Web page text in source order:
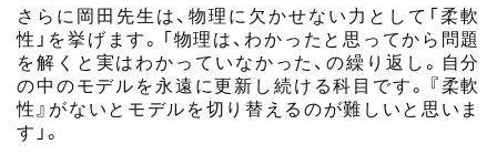
さらに岡田先生は、物理に欠かせない力として「柔軟
性」を挙げます。「物理は、わかったと思ってから問題
を解くと実はわかっていなかった、の繰り返し。自分
の中のモデルを永遠に更新し続ける科目です。『柔軟
性』がないとモデルを切り替えるのが難しいと思いま
す」。